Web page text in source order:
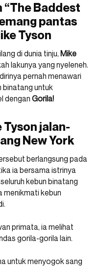
“The Baddest
pantas
Tyson
di dunia tinju, Mike
lakunya yang nyeleneh.
pernah menawari
binatang untuk
dengan Gorila!
Tyson jalan-
New York
berlangsung pada
ia bersama istrinya
kebun binatang
menikmati kebun
primata, ia melihat
gorila-gorila lain.
untuk menyogok sang